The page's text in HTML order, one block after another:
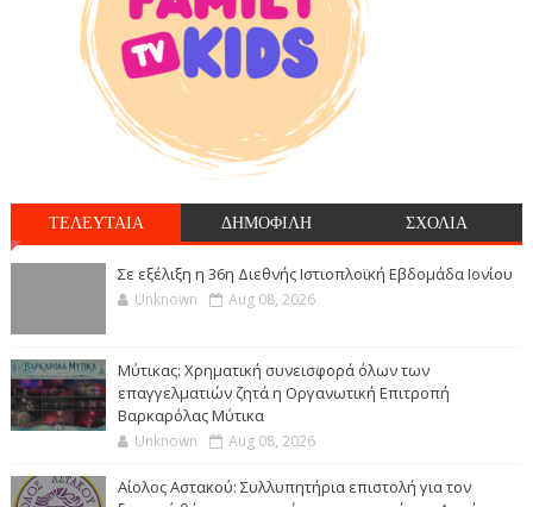
ΤΕΛΕΥΤΑΙΑ ΔΗΜΟΦΙΛΗ ΣΧΟΛΙΑ
Σε εξέλιξη η 36η Διεθνής Ιστιοπλοϊκή Εβδομάδα Ιονίου
Unknown Aug 08, 2026
Μύτικας: Χρηματική συνεισφορά όλων των
επαγγελματιών ζητά η Οργανωτική Επιτροπή
Βαρκαρόλας Μύτικα
Unknown Aug 08, 2026
Αίολος Αστακού: Συλλυπητήρια επιστολή για τον